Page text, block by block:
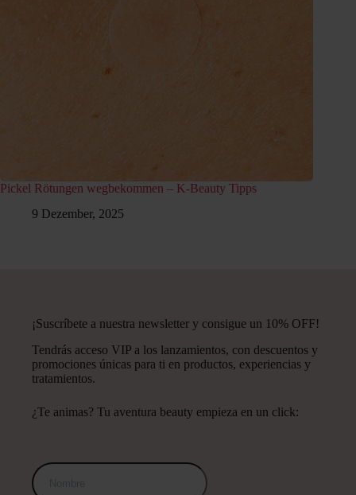
Pickel Rötungen wegbekommen – K-Beauty Tipps
9 Dezember, 2025
¡Suscríbete a nuestra newsletter y consigue un 10% OFF!
Tendrás acceso VIP a los lanzamientos, con descuentos y
promociones únicas para ti en productos, experiencias y
tratamientos.
¿Te animas? Tu aventura beauty empieza en un click: